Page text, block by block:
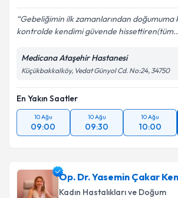
Gebeliğimin ilk zamanlarından doğumuma
kontrolde kendimi güvende
Medicana Ataşehir Hastanesi
Küçükbakkalköy, Vedat Günyol Cd. No:24, 34750
En Yakın Saatler
10 Ağu
09:00
10 Ağu
09:30
10 Ağu
10:00
Op. Dr. Yasemin Çakar
Kadın Hastalıkları ve Doğum